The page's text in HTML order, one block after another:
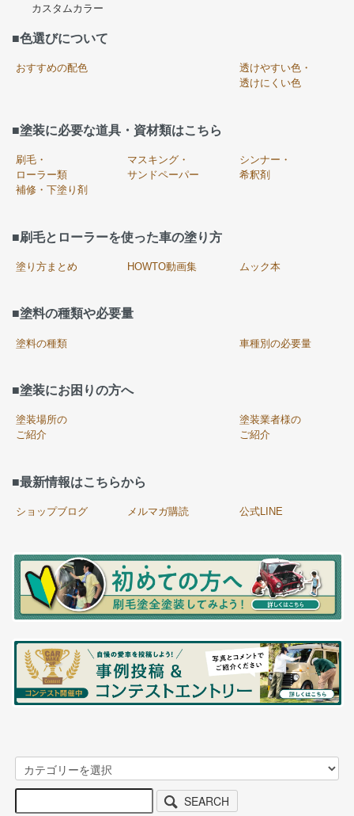
カスタムカラー
■色選びについて
おすすめの配色
透けやすい色・
透けにくい色
■塗装に必要な道具・資材類はこちら
刷毛・
ローラー類
マスキング・
サンドペーパー
シンナー・
希釈剤
補修・下塗り剤
■刷毛とローラーを使った車の塗り方
塗り方まとめ HOWTO動画集 ムック本
■塗料の種類や必要量
塗料の種類 車種別の必要量
■塗装にお困りの方へ
塗装場所の
ご紹介
塗装業者様の
ご紹介
■最新情報はこちらから
ショップブログ メルマガ購読 公式LINE
SEARCH